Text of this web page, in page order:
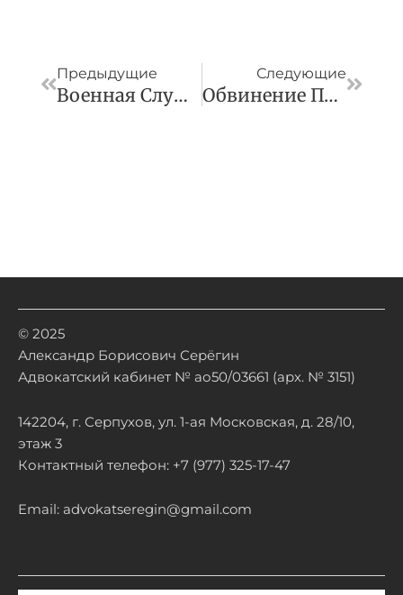
Предыдущие
Военная Служба По Контракту
Следующие
Обвинение Просит Осудить Пензенского Экс-Губернатора На 13 Лет
© 2025
Александр Борисович Серёгин
Адвокатский кабинет № ао50/03661 (арх. № 3151)
142204, г. Серпухов, ул. 1-ая Московская, д. 28/10,
этаж 3
Контактный телефон: +7 (977) 325-17-47
Email: advokatseregin@gmail.com